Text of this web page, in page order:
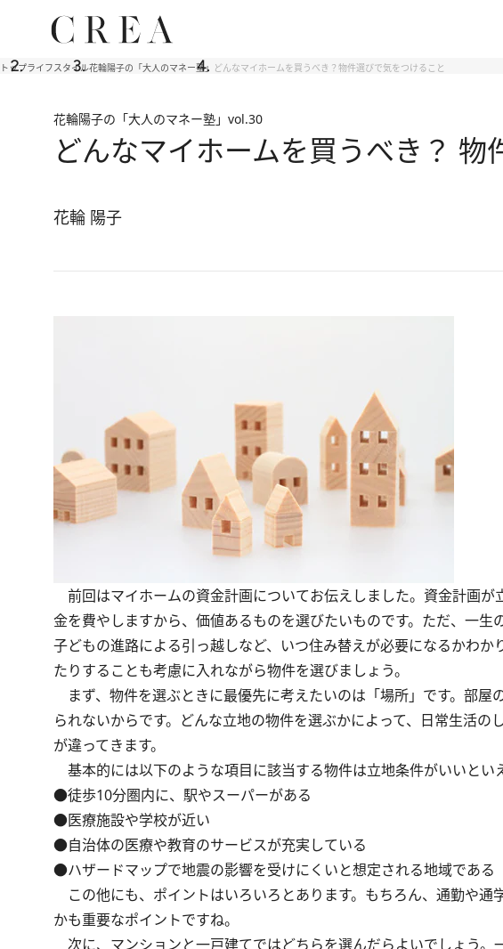
トップライフスタイル花輪陽子の「大人のマネー塾」 どんなマイホームを買うべき？物件選びで気をつけること
花輪陽子の「大人のマネー塾」 vol.30
どんなマイホームを買うべき？ 物
花輪 陽子
前回はマイホームの資金計画についてお伝えしました。資金計画
金を費やしますから、価値あるものを選びたいものです。ただ、一
子どもの進路による引っ越しなど、いつ住み替えが必要になるかわ
たりすることも考慮に入れながら物件を選びましょう。
まず、物件を選ぶときに最優先に考えたいのは「場所」です。部
られないからです。どんな立地の物件を選ぶかによって、日常生活
が違ってきます。
基本的には以下のような項目に該当する物件は立地条件がいいとい
●徒歩10分圏内に、駅やスーパーがある
●医療施設や学校が近い
●自治体の医療や教育のサービスが充実している
●ハザードマップで地震の影響を受けにくいと想定される地域である
この他にも、ポイントはいろいろとあります。もちろん、通勤や通
かも重要なポイントですね。
次に、マンションと一戸建てではどちらを選んだらよいでしょう